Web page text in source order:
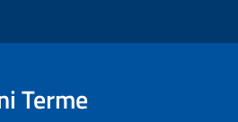
Terme